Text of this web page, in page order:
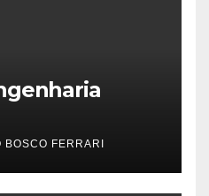
BOSCO FERRARI